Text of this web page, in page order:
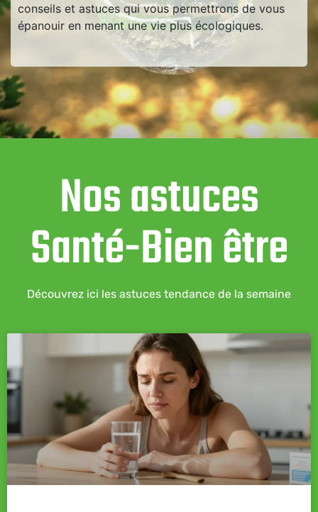
conseils et astuces qui vous permettrons de vous
épanouir en menant une vie plus écologiques.
Nos astuces
Santé-Bien être
Découvrez ici les astuces tendance de la semaine